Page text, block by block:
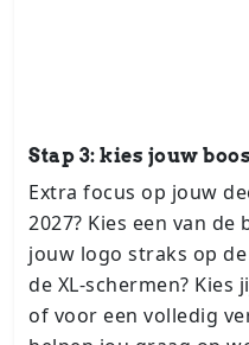
Stap 3: kies jouw
Extra focus op jouw
2027? Kies een van
jouw logo straks op
de XL-schermen?
of voor een volledig